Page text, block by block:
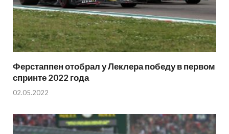
Ферстаппен отобрал у Леклера победу в первом
спринте 2022 года
02.05.2022